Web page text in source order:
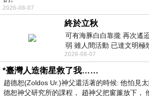
2026-08-07
終於立秋
可有海豚白白靠攏 再次遙
弱 雖人間活動 已達文明極
者 只能白白陪葬
2026-08-07
*臺灣人造衛星救了我……
趙德恕(Zoldos Ur.)神父還活著的時候: 他怕見
德恕神父研究所的課程， 趙神父把窗簾放下，